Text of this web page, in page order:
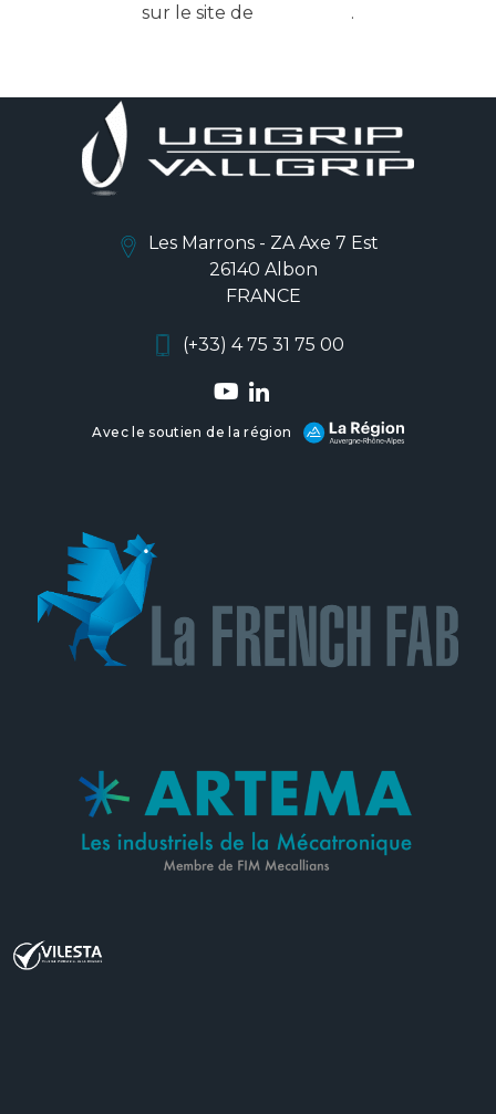
sur le site de
.
Les Marrons - ZA Axe 7 Est
26140 Albon
FRANCE
(+33) 4 75 31 75 00
Avec le soutien de la région